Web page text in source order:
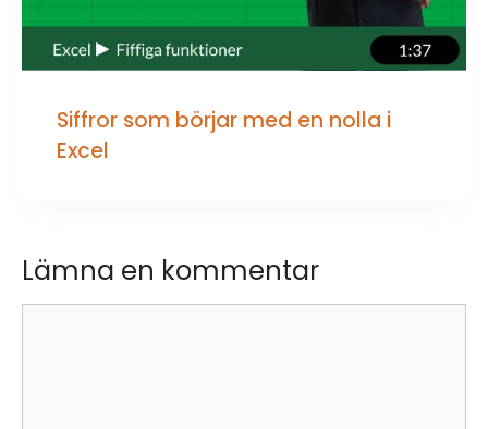
Siffror som börjar med en nolla i
Excel
Lämna en kommentar